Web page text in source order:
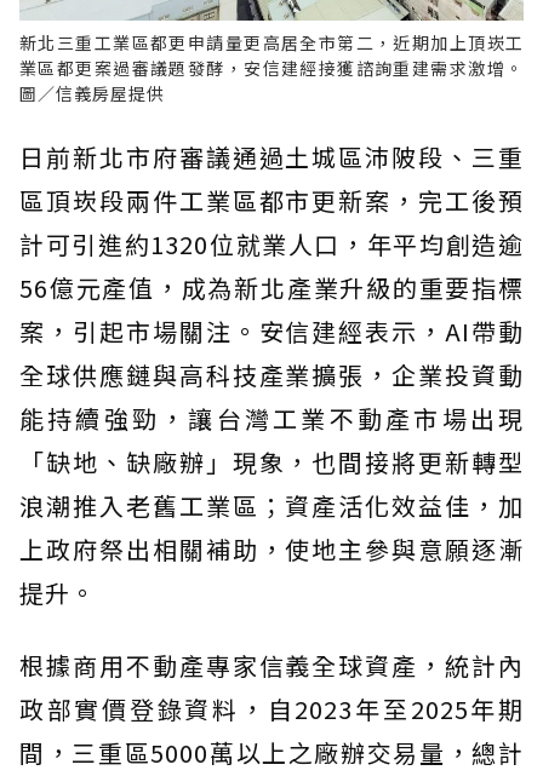
新北三重工業區都更申請量更高居全市第二，近期加上頂崁工
業區都更案過審議題發酵，安信建經接獲諮詢重建需求激增。
圖／信義房屋提供
日前新北市府審議通過土城區沛陂段、三重
區頂崁段兩件工業區都市更新案，完工後預
計可引進約1320位就業人口，年平均創造逾
56億元產值，成為新北產業升級的重要指標
案，引起市場關注。安信建經表示，AI帶動
全球供應鏈與高科技產業擴張，企業投資動
能持續強勁，讓台灣工業不動產市場出現
「缺地、缺廠辦」現象，也間接將更新轉型
浪潮推入老舊工業區；資產活化效益佳，加
上政府祭出相關補助，使地主參與意願逐漸
提升。
根據商用不動產專家信義全球資產，統計內
政部實價登錄資料，自2023年至2025年期
間，三重區5000萬以上之廠辦交易量，總計